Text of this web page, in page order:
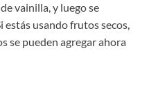
vainilla, y luego se
estás usando frutos secos,
se pueden agregar ahora